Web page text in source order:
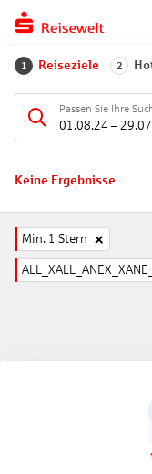
1 Reiseziele 2
Passen Sie Ihre
01.08.24 –
Keine Ergebnisse
Min. 1 Stern